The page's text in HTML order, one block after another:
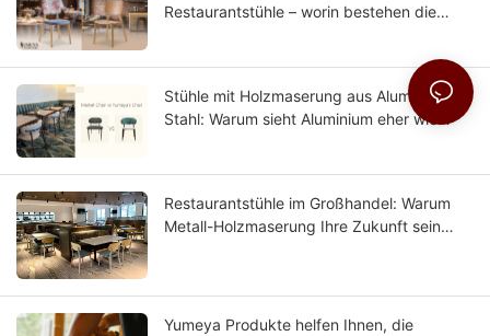
Restaurantstühle – worin bestehen die
Stühle mit Holzmaserung aus Aluminium vs.
Stahl: Warum sieht Aluminium eher wie
Restaurantstühle im Großhandel: Warum
Metall-Holzmaserung Ihre Zukunft sein
Yumeya Produkte helfen Ihnen, die